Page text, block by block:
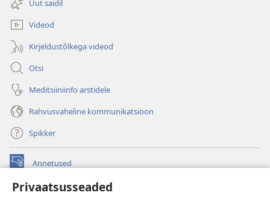
Privaatsusseaded
akna)
Uut saidil
Videod
Kirjeldustõlkega videod
Otsi
Meditsiiniinfo arstidele
Rahvusvaheline kommunikatsioon
Spikker
Annetused
(avab
akna)